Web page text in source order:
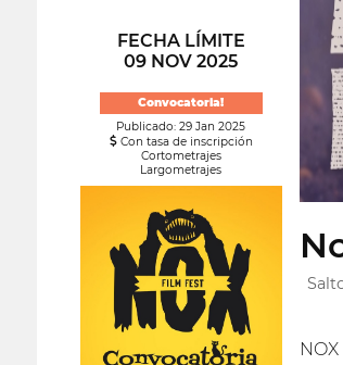
FECHA LÍMITE
09 NOV 2025
Convocatoria!
Publicado: 29 Jan 2025
Con tasa de inscripción
Cortometrajes
Largometrajes